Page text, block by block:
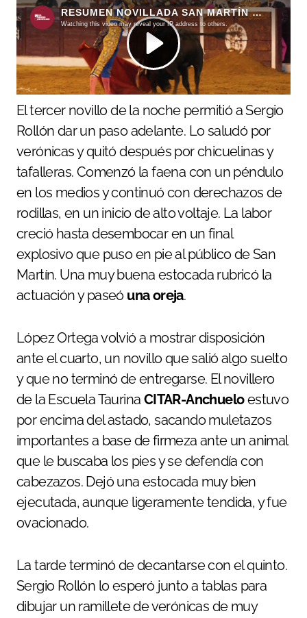
El tercer novillo de la noche permitió a Sergio
Rollón dar un paso adelante. Lo saludó por
verónicas y quitó después por chicuelinas y
tafalleras. Comenzó la faena con un péndulo
en los medios y continuó con derechazos de
rodillas, en un inicio de alto voltaje. La labor
creció hasta desembocar en un final
explosivo que puso en pie al público de San
Martín. Una muy buena estocada rubricó la
actuación y paseó una oreja.
López Ortega volvió a mostrar disposición
ante el cuarto, un novillo que salió algo suelto
y que no terminó de entregarse. El novillero
de la Escuela Taurina CITAR-Anchueloestuvo
por encima del astado, sacando muletazos
importantes a base de firmeza ante un animal
que le buscaba los pies y se defendía con
cabezazos. Dejó una estocada muy bien
ejecutada, aunque ligeramente tendida, y fue
ovacionado.
La tarde terminó de decantarse con el quinto.
Sergio Rollón lo esperó junto a tablas para
dibujar un ramillete de verónicas de muy